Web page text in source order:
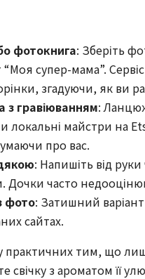
фотокнига: Зберіть
супер-мама”.
згадуючи, як ви
з гравіюванням:
локальні майстри на
про вас.
: Напишіть від
Дочки часто
фото: Затишний
сайтах.
практичних тим, що
з ароматом її